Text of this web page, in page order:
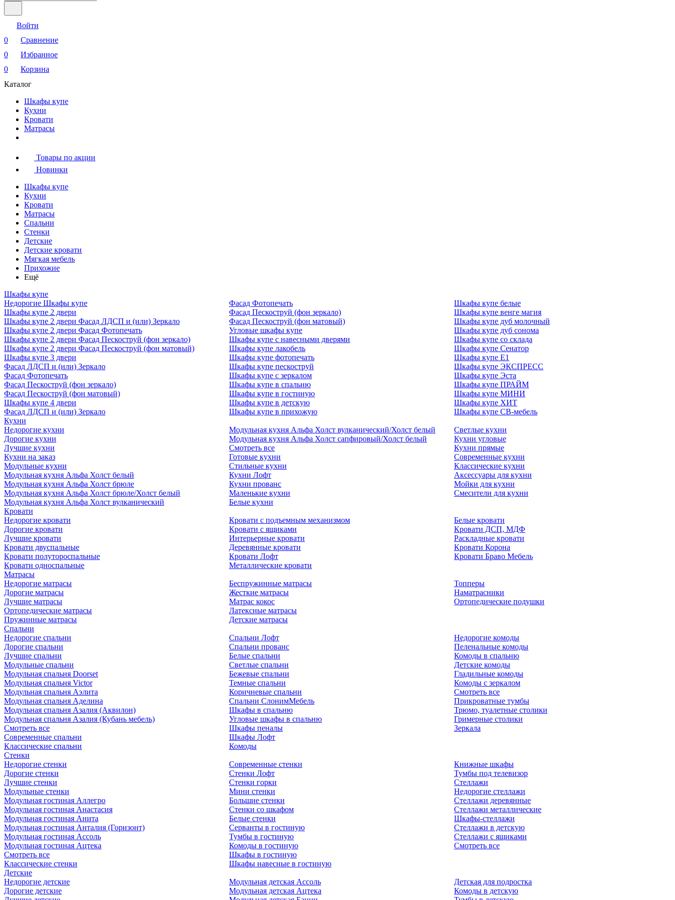
Войти
0
Сравнение
0
Избранное
0
Корзина
Каталог
Шкафы купе
Кухни
Кровати
Матрасы
Товары по акции
Новинки
Шкафы купе
Кухни
Кровати
Матрасы
Cпальни
Стенки
Детские
Детские кровати
Мягкая мебель
Прихожие
Ещё
Шкафы купе
Недорогие Шкафы купе
Шкафы купе 2 двери
Шкафы купе 2 двери Фасад ЛДСП и (или) Зеркало
Шкафы купе 2 двери Фасад Фотопечать
Шкафы купе 2 двери Фасад Пескоструй (фон зеркало)
Шкафы купе 2 двери Фасад Пескоструй (фон матовый)
Шкафы купе 3 двери
Фасад ЛДСП и (или) Зеркало
Фасад Фотопечать
Фасад Пескоструй (фон зеркало)
Фасад Пескоструй (фон матовый)
Шкафы купе 4 двери
Фасад ЛДСП и (или) Зеркало
Фасад Фотопечать
Фасад Пескоструй (фон зеркало)
Фасад Пескоструй (фон матовый)
Угловые шкафы купе
Шкафы купе с навесными дверями
Шкафы купе лакобель
Шкафы купе фотопечать
Шкафы купе пескоструй
Шкафы купе с зеркалом
Шкафы купе в спальню
Шкафы купе в гостиную
Шкафы купе в детскую
Шкафы купе в прихожую
Шкафы купе белые
Шкафы купе венге магия
Шкафы купе дуб молочный
Шкафы купе дуб сонома
Шкафы купе со склада
Шкафы купе Сенатор
Шкафы купе Е1
Шкафы купе ЭКСПРЕСС
Шкафы купе Эста
Шкафы купе ПРАЙМ
Шкафы купе МИНИ
Шкафы купе ХИТ
Шкафы купе СВ-мебель
Кухни
Недорогие кухни
Дорогие кухни
Лучшие кухни
Кухни на заказ
Модульные кухни
Модульная кухня Альфа Холст белый
Модульная кухня Альфа Холст брюле
Модульная кухня Альфа Холст брюле/Холст белый
Модульная кухня Альфа Холст вулканический
Модульная кухня Альфа Холст вулканический/Холст белый
Модульная кухня Альфа Холст сапфировый/Холст белый
Смотреть все
Готовые кухни
Стильные кухни
Кухни Лофт
Кухни прованс
Маленькие кухни
Белые кухни
Светлые кухни
Кухни угловые
Кухни прямые
Современные кухни
Классические кухни
Аксессуары для кухни
Мойки для кухни
Смесители для кухни
Кровати
Недорогие кровати
Дорогие кровати
Лучшие кровати
Кровати двуспальные
Кровати полутороспальные
Кровати односпальные
Кровати с подъемным механизмом
Кровати с ящиками
Интерьерные кровати
Деревянные кровати
Кровати Лофт
Металлические кровати
Белые кровати
Кровати ДСП, МДФ
Раскладные кровати
Кровати Корона
Кровати Браво Мебель
Матрасы
Недорогие матрасы
Дорогие матрасы
Лучшие матрасы
Ортопедические матрасы
Пружинные матрасы
Беспружинные матрасы
Жесткие матрасы
Матрас кокос
Латексные матрасы
Детские матрасы
Топперы
Наматрасники
Ортопедические подушки
Cпальни
Недорогие спальни
Дорогие спальни
Лучшие спальни
Модульные спальни
Модульная спальня Doorset
Модульная спальня Victor
Модульная спальня Аэлита
Модульная спальня Аделина
Модульная спальня Азалия (Аквилон)
Модульная спальня Азалия (Кубань мебель)
Смотреть все
Современные спальни
Классические спальни
Спальни Лофт
Спальни прованс
Белые спальни
Светлые спальни
Бежевые спальни
Темные спальни
Коричневые спальни
Спальни СлонимМебель
Шкафы в спальню
Угловые шкафы в спальню
Шкафы пеналы
Шкафы Лофт
Комоды
Недорогие комоды
Пеленальные комоды
Комоды в спальню
Детские комоды
Гладильные комоды
Комоды с зеркалом
Смотреть все
Прикроватные тумбы
Трюмо, туалетные столики
Гримерные столики
Зеркала
Стенки
Недорогие стенки
Дорогие стенки
Лучшие стенки
Модульные стенки
Модульная гостиная Аллегро
Модульная гостиная Анастасия
Модульная гостиная Анита
Модульная гостиная Анталия (Горизонт)
Модульная гостиная Ассоль
Модульная гостиная Ацтека
Смотреть все
Классические стенки
Современные стенки
Стенки Лофт
Стенки горки
Мини стенки
Большие стенки
Стенки со шкафом
Белые стенки
Серванты в гостиную
Тумбы в гостиную
Комоды в гостиную
Шкафы в гостиную
Шкафы навесные в гостиную
Книжные шкафы
Тумбы под телевизор
Стеллажи
Недорогие стеллажи
Стеллажи деревянные
Стеллажи металлические
Шкафы-стеллажи
Стеллажи в детскую
Стеллажи с ящиками
Смотреть все
Детские
Недорогие детские
Дорогие детские
Модульная детская Ассоль
Модульная детская Ацтека
Детская для подростка
Комоды в детскую